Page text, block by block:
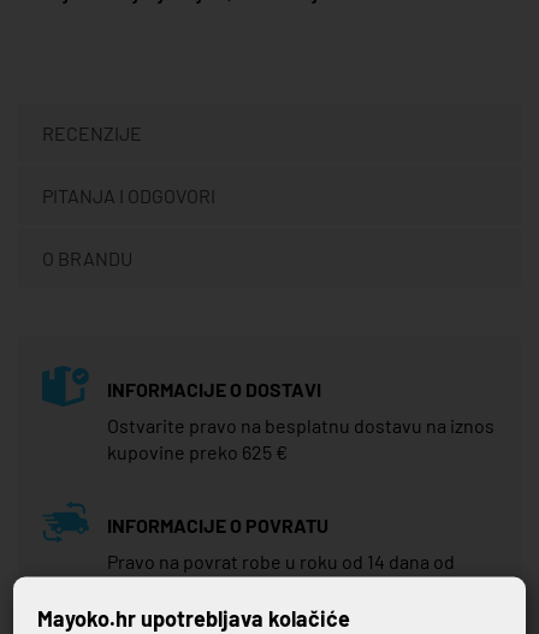
RECENZIJE
PITANJA I ODGOVORI
O BRANDU
INFORMACIJE O DOSTAVI
Ostvarite pravo na besplatnu dostavu na iznos
kupovine preko 625 €
INFORMACIJE O POVRATU
Pravo na povrat robe u roku od 14 dana od
Mayoko.hr upotrebljava kolačiće